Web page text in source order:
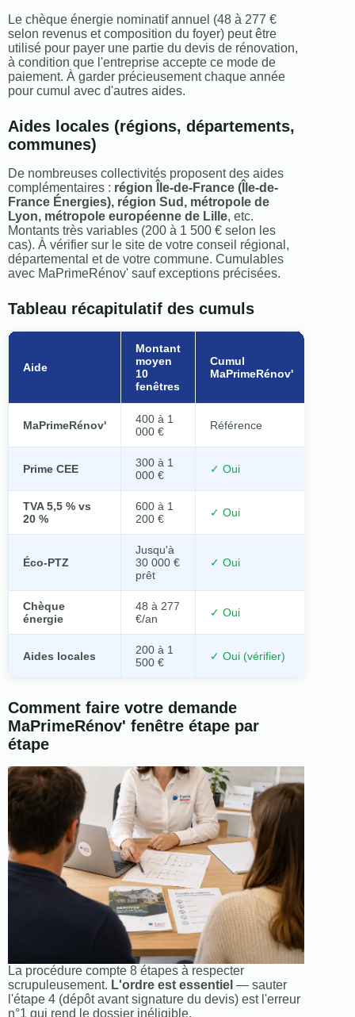
Le chèque énergie nominatif annuel (48 à 277 €
selon revenus et composition du foyer) peut être
utilisé pour payer une partie du devis de rénovation,
à condition que l'entreprise accepte ce mode de
paiement. À garder précieusement chaque année
pour cumul avec d'autres aides.
Aides locales (régions, départements,
communes)
De nombreuses collectivités proposent des aides
complémentaires : région Île-de-France (Île-de-
France Énergies), région Sud, métropole de
Lyon, métropole européenne de Lille, etc.
Montants très variables (200 à 1 500 € selon les
cas). À vérifier sur le site de votre conseil régional,
départemental et de votre commune. Cumulables
avec MaPrimeRénov' sauf exceptions précisées.
Tableau récapitulatif des cumuls
Aide
Montant
moyen
10
fenêtres
Cumul
MaPrimeRénov'
MaPrimeRénov'
400 à 1
000 €
Référence
Prime CEE
300 à 1
000 €
✓ Oui
TVA 5,5 % vs
20 %
600 à 1
200 €
✓ Oui
Éco-PTZ
Jusqu'à
30 000 €
prêt
✓ Oui
Chèque
énergie
48 à 277
€/an
✓ Oui
Aides locales
200 à 1
500 €
✓ Oui (vérifier)
Comment faire votre demande
MaPrimeRénov' fenêtre étape par
étape
La procédure compte 8 étapes à respecter
scrupuleusement. L'ordre est essentiel — sauter
l'étape 4 (dépôt avant signature du devis) est l'erreur
n°1 qui rend le dossier inéligible.